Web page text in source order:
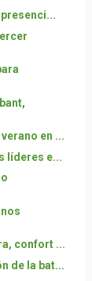
en ...
líderes e...
confort ...
de la bat...